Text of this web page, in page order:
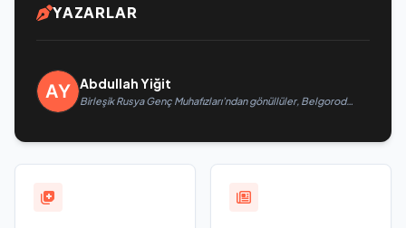
YAZARLAR
Abdullah Yiğit
Birleşik Rusya Genç Muhafızları’ndan gönüllüler, Belgorod